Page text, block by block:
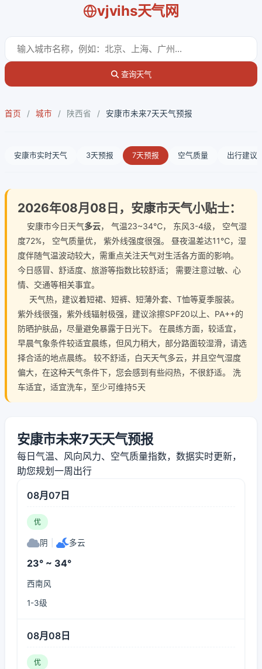
vjvihs天气网
查询天气
首页 / 城市 / 陕西省 / 安康市未来7天天气预报
安康市实时天气 3天预报 7天预报 空气质量 出行建议
2026年08月08日，安康市天气小贴士：
安康市今日天气多云， 气温23~34℃， 东风3-4级， 空气湿
度72%， 空气质量优， 紫外线强度很强。 昼夜温差达11℃，湿
度伴随气温波动较大，需重点关注天气对生活各方面的影响。
今日感冒、舒适度、旅游等指数比较舒适； 需要注意过敏、心
情、交通等相关事宜。
天气热，建议着短裙、短裤、短薄外套、T恤等夏季服装。
紫外线很强，紫外线辐射极强，建议涂擦SPF20以上、PA++的
防晒护肤品，尽量避免暴露于日光下。 在晨练方面，较适宜，
早晨气象条件较适宜晨练，但风力稍大，部分路面较湿滑，请选
择合适的地点晨练。 较不舒适，白天天气多云，并且空气湿度
偏大，在这种天气条件下，您会感到有些闷热，不很舒适。 洗
车适宜，适宜洗车，至少可维持5天
安康市未来7天天气预报
每日气温、风向风力、空气质量指数，数据实时更新，
助您规划一周出行
08月07日
优
阴 多云
23° ~ 34°
西南风
1-3级
08月08日
优